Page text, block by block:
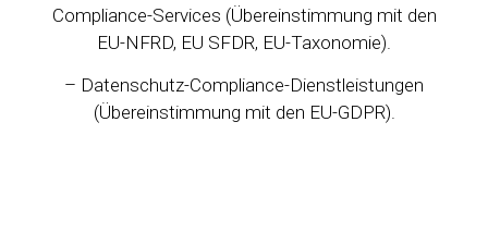
Compliance-Services (Übereinstimmung mit den
EU-NFRD, EU SFDR, EU-Taxonomie).
– Datenschutz-Compliance-Dienstleistungen
(Übereinstimmung mit den EU-GDPR).